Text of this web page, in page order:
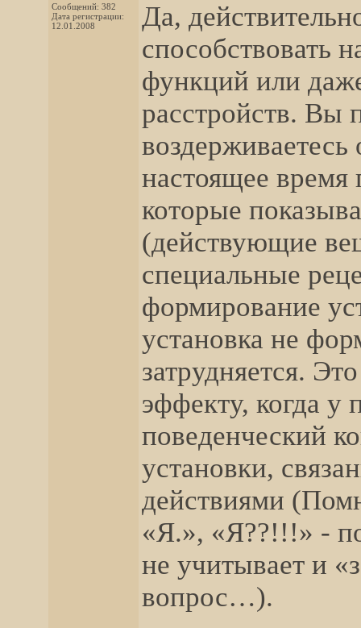
Сообщений: 382
Дата регистрации:
12.01.2008
Да,
способствовать
функций или
расстройств. Вы
настоящее время
которые
(действующие
специальные
формирование
установка не
затрудняется.
эффекту, когда у
поведенческий
установки,
действиями
«Я.», «Я??!!!» -
не учитывает и
вопрос…).